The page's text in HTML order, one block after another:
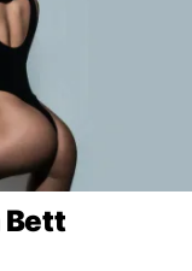
Bett